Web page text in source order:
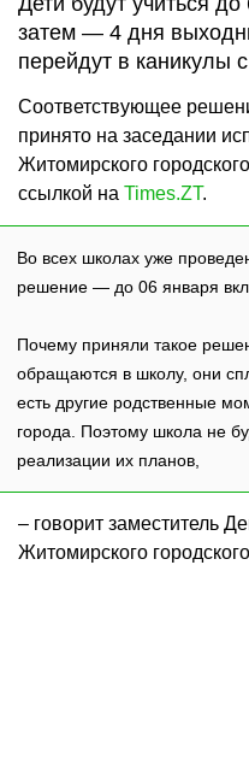
затем — 4 дня
перейдут в каникулы
Соответствующее
принято на заседании
Житомирского
ссылкой на Times.ZT.
Во всех школах уже
решение — до 06 января
Почему приняли такое
обращаются в школу, они
есть другие родственные
города. Поэтому школа не
реализации их планов,
– говорит заместитель
Житомирского